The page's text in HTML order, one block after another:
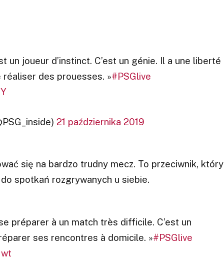
un joueur d’instinct. C’est un génie. Il a une liberté
des prouesses. »#PSGlive
21 października 2019
się na bardzo trudny mecz. To przeciwnik, który
spotkań rozgrywanych u siebie.
préparer à un match très difficile. C’est un
ses rencontres à domicile. »#PSGlive